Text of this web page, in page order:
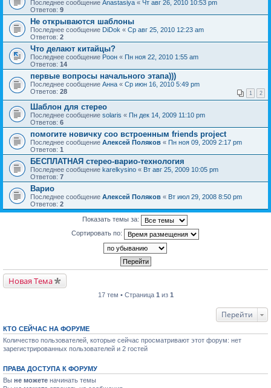
Последнее сообщение Anastasiya « Чт авг 26, 2010 10:53 pm
Ответов: 9
Не открываются шаблоны
Последнее сообщение DiDok « Ср авг 25, 2010 12:23 am
Ответов: 2
Что делают китайцы?
Последнее сообщение Pоон « Пн ноя 22, 2010 1:55 am
Ответов: 14
первые вопросы начального этапа)))
Последнее сообщение Анна « Ср июн 16, 2010 5:49 pm
Ответов: 28 1 2
Шаблон для стерео
Последнее сообщение solaris « Пн дек 14, 2009 11:10 pm
Ответов: 6
помогите новичку соо встроенным friends project
Последнее сообщение Алексей Поляков « Пн ноя 09, 2009 2:17 pm
Ответов: 1
БЕСПЛАТНАЯ стерео-варио-технология
Последнее сообщение karelkysino « Вт авг 25, 2009 10:05 pm
Ответов: 7
Варио
Последнее сообщение Алексей Поляков « Вт июл 29, 2008 8:50 pm
Ответов: 2
Показать темы за:
Сортировать по:
Новая Тема
17 тем • Страница 1 из 1
Перейти
КТО СЕЙЧАС НА ФОРУМЕ
Количество пользователей, которые сейчас просматривают этот форум: нет
зарегистрированных пользователей и 2 гостей
ПРАВА ДОСТУПА К ФОРУМУ
Вы не можете начинать темы